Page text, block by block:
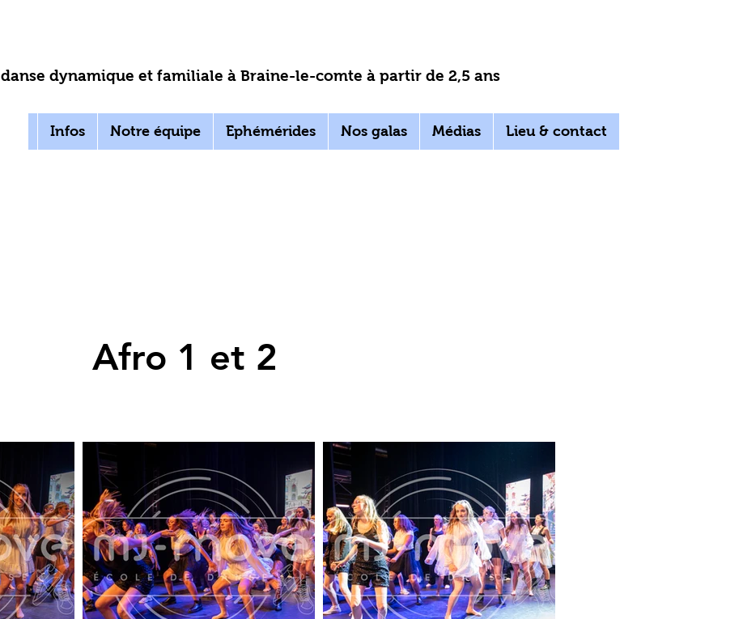
dynamique et familiale à Braine-le-comte à partir de 2,5 ans
Infos Notre équipe Ephémérides Nos galas Médias Lieu & contact
Afro 1 et 2